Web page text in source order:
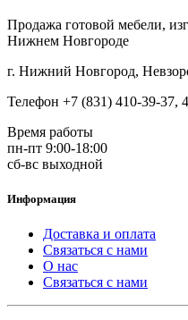
Продажа готовой мебели,
Нижнем Новгороде
г. Нижний Новгород,
Телефон +7 (831) 410-39-37,
Время работы
пн-пт 9:00-18:00
сб-вс выходной
Информация
Доставка и оплата
Связаться с нами
О нас
Связаться с нами